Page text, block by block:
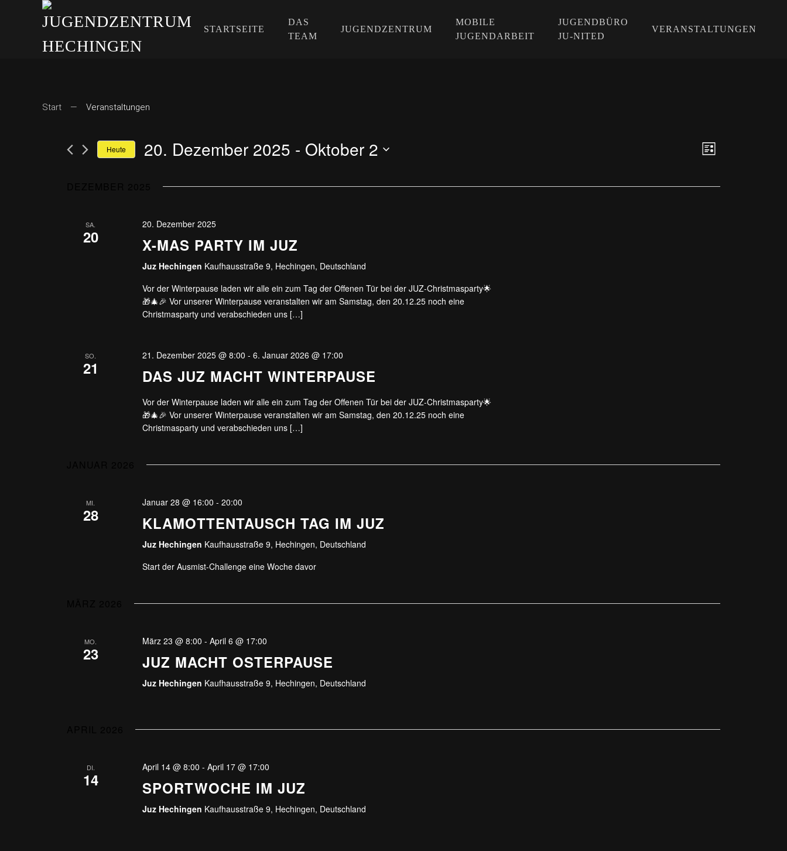
STARTSEITE
DAS
TEAM
JUGENDZENTRUM
MOBILE
JUGENDARBEIT
JUGENDBÜRO
JU-NITED
VERANSTALTUNGEN
Start Veranstaltungen
Liste
Heute 20. Dezember 2025 - Oktober 2
SA.
20
20. Dezember 2025
X-MAS PARTY IM JUZ
Juz Hechingen Kaufhausstraße 9, Hechingen, Deutschland
Vor der Winterpause laden wir alle ein zum Tag der Offenen Tür bei der JUZ-Christmasparty🌟
🎁🎄🎉 Vor unserer Winterpause veranstalten wir am Samstag, den 20.12.25 noch eine
Christmasparty und verabschieden uns […]
SO.
21
21. Dezember 2025 @ 8:00 -6. Januar 2026 @ 17:00
DAS JUZ MACHT WINTERPAUSE
Vor der Winterpause laden wir alle ein zum Tag der Offenen Tür bei der JUZ-Christmasparty🌟
🎁🎄🎉 Vor unserer Winterpause veranstalten wir am Samstag, den 20.12.25 noch eine
Christmasparty und verabschieden uns […]
MI.
28
Januar 28 @ 16:00 -20:00
KLAMOTTENTAUSCH TAG IM JUZ
Juz Hechingen Kaufhausstraße 9, Hechingen, Deutschland
Start der Ausmist-Challenge eine Woche davor
MO.
23
März 23 @ 8:00 -April 6 @ 17:00
JUZ MACHT OSTERPAUSE
Juz Hechingen Kaufhausstraße 9, Hechingen, Deutschland
DI.
14
April 14 @ 8:00 -April 17 @ 17:00
SPORTWOCHE IM JUZ
Juz Hechingen Kaufhausstraße 9, Hechingen, Deutschland